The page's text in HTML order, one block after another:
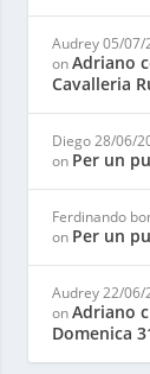
Audrey05/07/
onAdriano
Cavalleria
Diego28/06/
on Per un
Ferdinando
on Per un
Audrey22/06/
onAdriano
Domenica